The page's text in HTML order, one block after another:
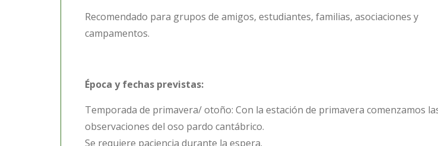
Recomendado para grupos de amigos, estudiantes, familias, asociaciones y
campamentos.
Época y fechas previstas:
Temporada de primavera/ otoño: Con la estación de primavera comenzamos
observaciones del oso pardo cantábrico.
Se requiere paciencia durante la espera.